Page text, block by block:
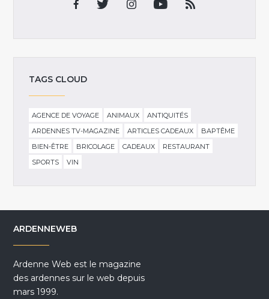
TAGS CLOUD
AGENCE DE VOYAGE ANIMAUX
ANTIQUITÉS
ARDENNES TV-MAGAZINE
ARTICLES CADEAUX
BAPTÊME
BIEN-ÊTRE
BRICOLAGE CADEAUX
RESTAURANT
SPORTS
VIN
ARDENNEWEB
Ardenne Web est le magazine
des ardennes sur le web depuis
mars 1999.